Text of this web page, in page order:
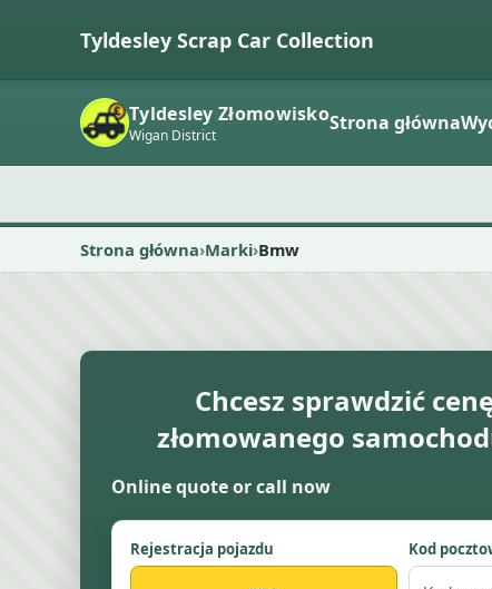
Tyldesley Scrap Car Collection
Tyldesley Złomowisko
Wigan District Strona główna
Strona główna Marki Bmw
Chcesz sprawdzić
złomowanego
Online quote or call now
Rejestracja pojazdu Kod